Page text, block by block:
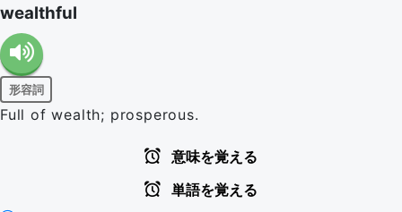
wealthful
形容詞
Full of wealth; prosperous.
意味を覚える
単語を覚える